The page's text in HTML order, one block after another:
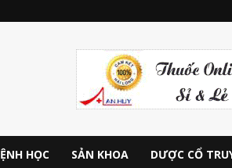
HỌC SẢN KHOA DƯỢC CỔ